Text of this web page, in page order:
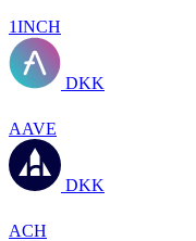
1INCH
DKK
AAVE
DKK
ACH